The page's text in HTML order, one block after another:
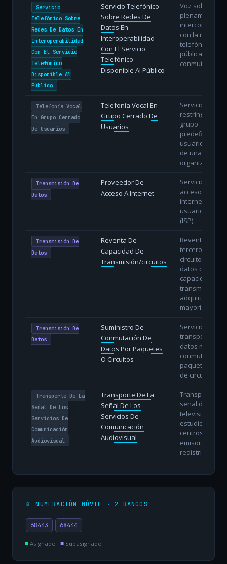
Servicio
Telefónico Sobre
Redes De Datos En
Interoperabilidad
Con El Servicio
Telefónico
Disponible Al
Público
Servicio Telefónico
Sobre Redes De
Datos En
Interoperabilidad
Con El Servicio
Telefónico
Disponible Al Público
Voz sobre IP
plenamente
interconectada
con la red
telefónica
pública
conmutada.
Telefonía Vocal
En Grupo Cerrado
De Usuarios
Telefonía Vocal En
Grupo Cerrado De
Usuarios
Servicio de voz
restringido a
grupo
predefinido de
usuarios
de una
organización.
Transmisión De
Datos
Proveedor De
Acceso A Internet
Servicio de
acceso a
internet a
usuarios
(ISP).
Transmisión De
Datos
Reventa De
Capacidad De
Transmisión/circuitos
Reventa a
terceros de
circuitos de
datos o
capacidad de
transmisión
adquiridos en
mayorista.
Transmisión De
Datos
Suministro De
Conmutación De
Datos Por Paquetes
O Circuitos
Servicios de
transporte de
datos
conmutación
paquetes (IP) o
de circuitos.
Transporte De La
Señal De Los
Servicios De
Comunicación
Audiovisual
Transporte De La
Señal De Los
Servicios De
Comunicación
Audiovisual
Transporte de
señal de radio
televisión
estudios hasta
centros
emisores o
📱 NUMERACIÓN MÓVIL · 2 RANGOS
68443 68444
■ Asignado ■ Subasignado